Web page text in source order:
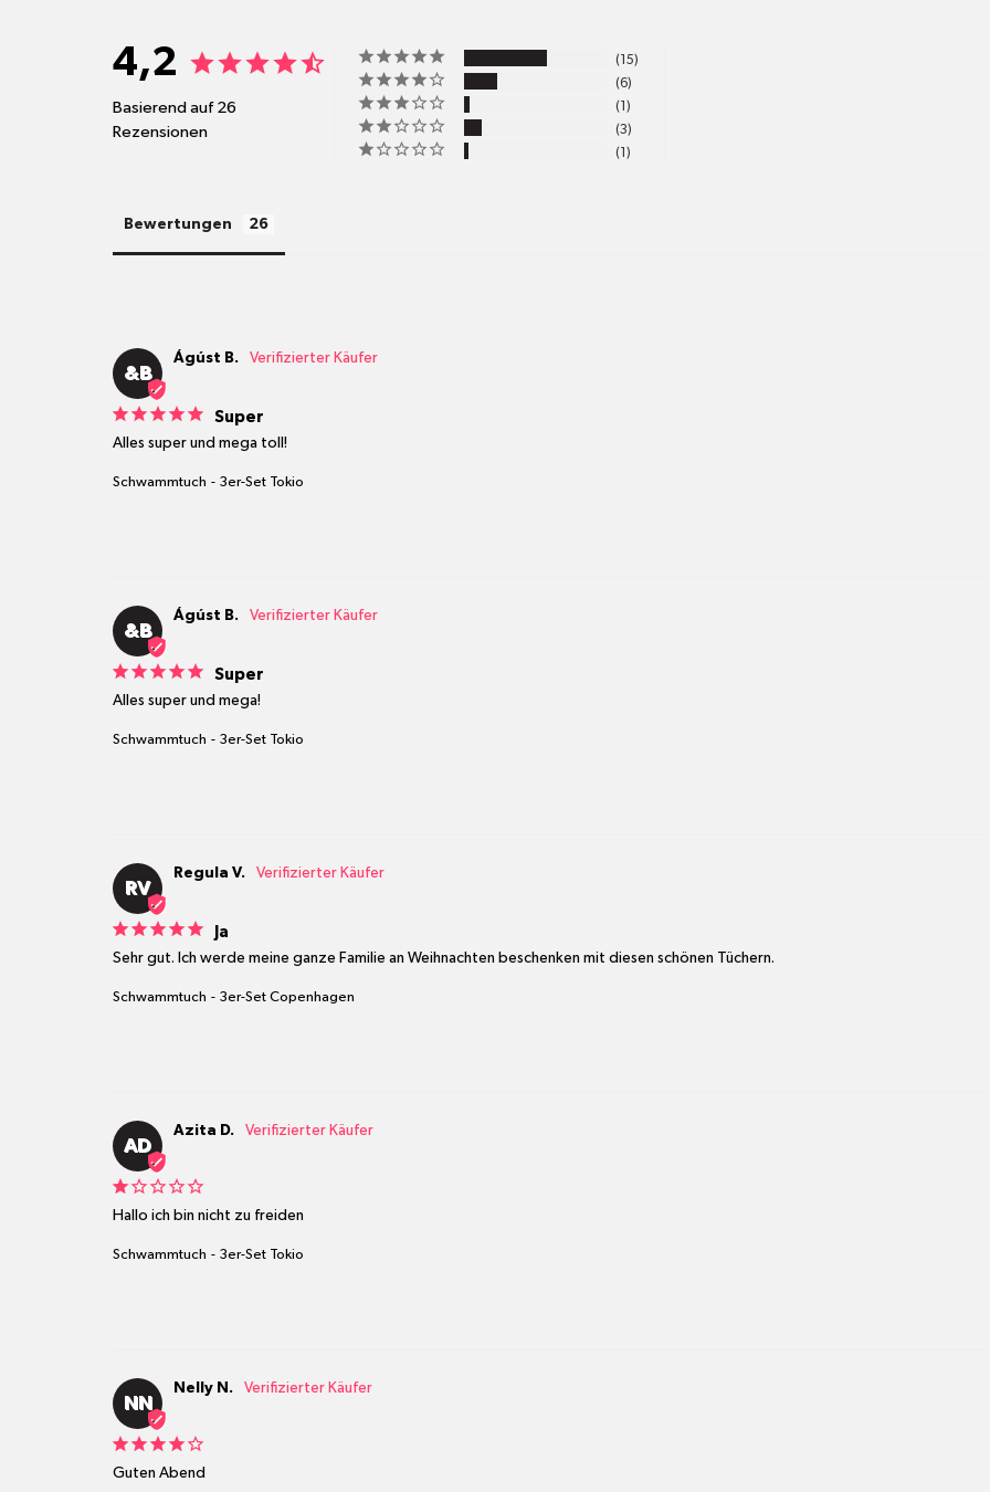
4,2
Basierend auf 26
Rezensionen
15
6
3
Bewertungen
&B
Ágúst B.
Super
Alles super und mega toll!
Schwammtuch 3er-Set Tokio
&B
Ágúst B.
Super
Alles super und mega!
Schwammtuch 3er-Set Tokio
RV
Regula V.
Ja
Sehr gut. Ich werde meine ganze Familie an Weihnachten beschenken mit diesen schönen Tüchern.
Schwammtuch 3er-Set Copenhagen
AD
Azita D.
Hallo ich bin nicht zu freiden
Schwammtuch 3er-Set Tokio
NN
Nelly N.
Guten Abend